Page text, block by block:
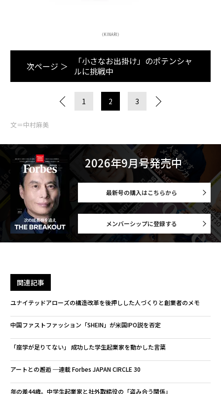
（KINARI）
次ページ ＞
「小さなお出掛け」のポテンシャ
ルに挑戦中
1 2 3
文＝中村麻美
2026年9月号発売中
最新号の購入はこちらから
メンバーシップに登録する
関連記事
ユナイテッドアローズの構造改革を後押しした人づくりと創業者のメモ
中国ファストファッション「SHEIN」が米国IPO説を否定
「座学が足りてない」 成功した学生起業家を動かした言葉
アートとの邂逅 ─連載 Forbes JAPAN CIRCLE 30
年の差44歳。中学生起業家と社外取締役の「盗み合う関係」